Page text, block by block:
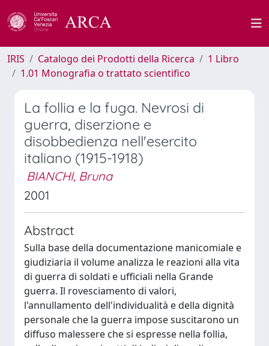
IRIS Catalogo dei Prodotti della Ricerca
1 Libro
1.01 Monografia o trattato scientifico
La follia e la fuga. Nevrosi di
guerra, diserzione e
disobbedienza nell'esercito
italiano (1915-1918)
BIANCHI, Bruna
2001
Abstract
Sulla base della documentazione manicomiale e
giudiziaria il volume analizza le reazioni alla vita
di guerra di soldati e ufficiali nella Grande
guerra. Il rovesciamento di valori,
l'annullamento dell'individualità e della dignità
personale che la guerra impose suscitarono un
diffuso malessere che si espresse nella follia,